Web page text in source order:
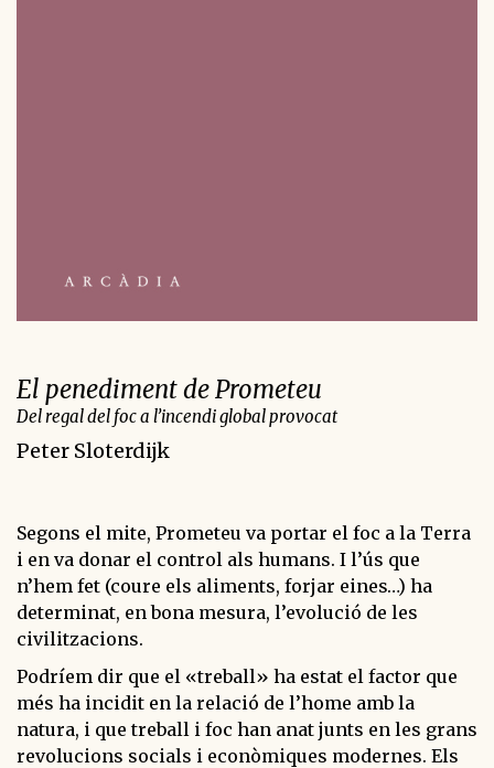
El penediment de Prometeu
Del regal del foc a l’incendi global provocat
Peter Sloterdijk
Segons el mite, Prometeu va portar el foc a la Terra
i en va donar el control als humans. I l’ús que
n’hem fet (coure els aliments, forjar eines…) ha
determinat, en bona mesura, l’evolució de les
civilitzacions.
Podríem dir que el «treball» ha estat el factor que
més ha incidit en la relació de l’home amb la
natura, i que treball i foc han anat junts en les grans
revolucions socials i econòmiques modernes. Els